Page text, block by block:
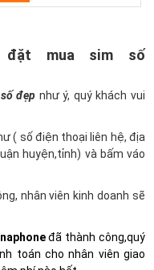
đặt mua sim số
đẹp như ý, quý khách vui
( số điện thoại liên hệ, địa
huyện,tỉnh) và bấm váo
nhân viên kinh doanh sẽ
đã thành công,quý
toán cho nhân viên giao